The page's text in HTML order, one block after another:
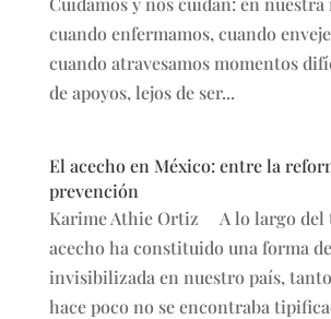
cuando enfermamos, cuando
cuando atravesamos momentos
de apoyos, lejos de ser...
El acecho en México: entre la
prevención
Karime Athie Ortiz A lo largo del
acecho ha constituido una forma
invisibilizada en nuestro país,
hace poco no se encontraba